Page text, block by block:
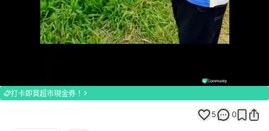
100.00%
打卡即賞超市現金券！
5 0